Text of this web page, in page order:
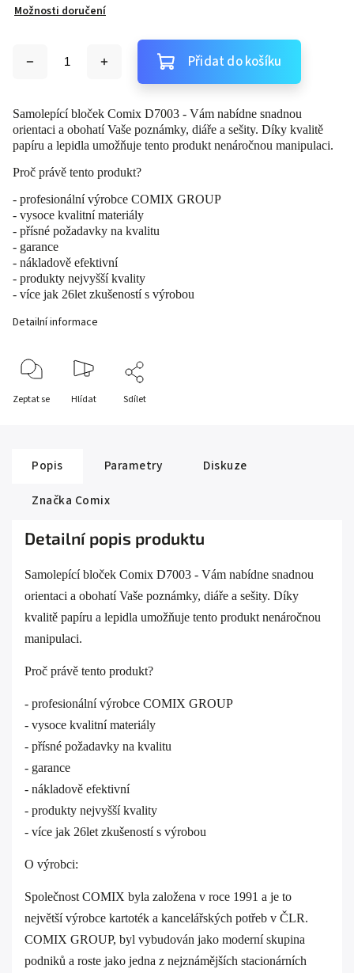
Možnosti doručení
Přidat do košíku
Samolepící bloček Comix D7003 - Vám nabídne snadnou
orientaci a obohatí Vaše poznámky, diáře a sešity. Díky kvalitě
papíru a lepidla umožňuje tento produkt nenáročnou manipulaci.
Proč právě tento produkt?
- profesionální výrobce COMIX GROUP
- vysoce kvalitní materiály
- přísné požadavky na kvalitu
- garance
- nákladově efektivní
- produkty nejvyšší kvality
- více jak 26let zkušeností s výrobou
Detailní informace
Zeptat se Hlídat Sdílet
Popis Parametry
Diskuze
Značka Comix
Detailní popis produktu
Samolepící bloček Comix D7003 - Vám nabídne snadnou
orientaci a obohatí Vaše poznámky, diáře a sešity. Díky
kvalitě papíru a lepidla umožňuje tento produkt nenáročnou
manipulaci.
Proč právě tento produkt?
- profesionální výrobce COMIX GROUP
- vysoce kvalitní materiály
- přísné požadavky na kvalitu
- garance
- nákladově efektivní
- produkty nejvyšší kvality
- více jak 26let zkušeností s výrobou
O výrobci:
Společnost COMIX byla založena v roce 1991 a je to
největší výrobce kartoték a kancelářských potřeb v ČLR.
COMIX GROUP, byl vybudován jako moderní skupina
podniků a roste jako jedna z nejznámějších stacionárních